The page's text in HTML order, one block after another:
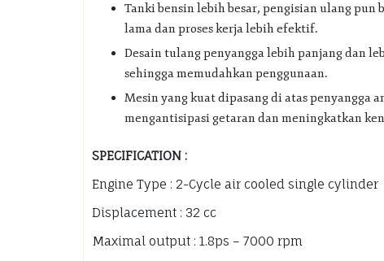
Tanki bensin lebih besar, pengisian ulang
lama dan proses kerja lebih efektif.
Desain tulang penyangga lebih panjang dan
sehingga memudahkan penggunaan.
Mesin yang kuat dipasang di atas penyangga
mengantisipasi getaran dan meningkatkan
SPECIFICATION :
Engine Type : 2-Cycle air cooled single cylinder
Displacement : 32 cc
Maximal output : 1.8ps – 7000 rpm